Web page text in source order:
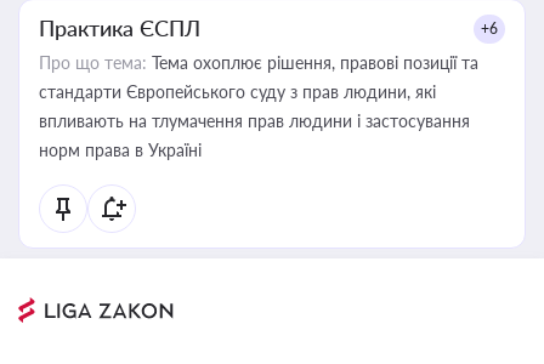
Практика ЄСПЛ +6
Про що тема: Тема охоплює рішення, правові позиції та
стандарти Європейського суду з прав людини, які
впливають на тлумачення прав людини і застосування
норм права в Україні